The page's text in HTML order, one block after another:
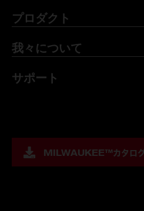
プロダクト
我々について
サポート
MILWAUKEE™カタロ